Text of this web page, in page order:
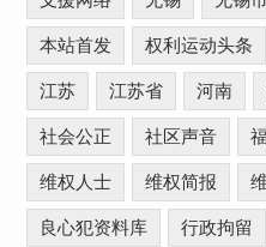
本站首发 权利运动头条
江苏 江苏省 河南
社会公正 社区声音
维权人士 维权简报
良心犯资料库 行政拘留